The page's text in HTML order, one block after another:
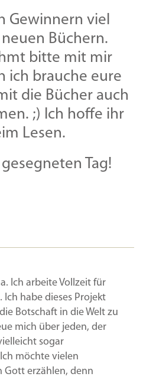
Gewinnern viel
Büchern.
bitte mit mir
ich brauche eure
die Bücher auch
;) Ich hoffe ihr
Lesen.
Tag!
Ich arbeite Vollzeit für
Ich habe dieses Projekt
Botschaft in die Welt zu
mich über jeden, der
sogar
möchte vielen
Gott erzählen, denn